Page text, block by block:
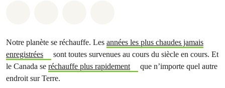
Notre planète se réchauffe. Les années les plus chaudes jamais
enregistrées
sont toutes survenues au cours du siècle en cours. Et
le Canada se réchauffe plus rapidement
que n’importe quel autre
endroit sur Terre.